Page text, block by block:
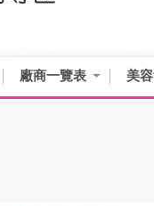
廠商一覽表 美